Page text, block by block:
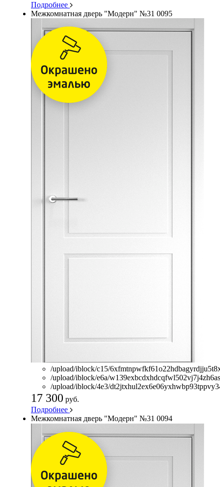
Подробнее
Межкомнатная дверь "Модерн" №31 0095
/upload/iblock/c15/
/upload/iblock/e6a/
/upload/iblock/4e3/
17 300 руб.
Подробнее
Межкомнатная дверь "Модерн" №31 0094